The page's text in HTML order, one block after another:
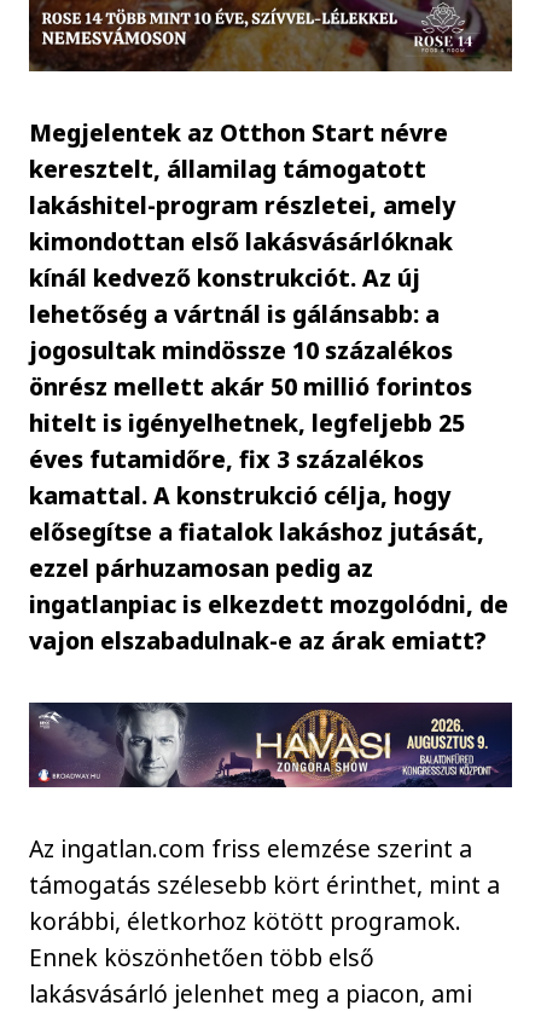
Megjelentek az Otthon Start névre
keresztelt, államilag támogatott
lakáshitel-program részletei, amely
kimondottan első lakásvásárlóknak
kínál kedvező konstrukciót. Az új
lehetőség a vártnál is gálánsabb: a
jogosultak mindössze 10 százalékos
önrész mellett akár 50 millió forintos
hitelt is igényelhetnek, legfeljebb 25
éves futamidőre, fix 3 százalékos
kamattal. A konstrukció célja, hogy
elősegítse a fiatalok lakáshoz jutását,
ezzel párhuzamosan pedig az
ingatlanpiac is elkezdett mozgolódni, de
vajon elszabadulnak-e az árak emiatt?
Az ingatlan.com friss elemzése szerint a
támogatás szélesebb kört érinthet, mint a
korábbi, életkorhoz kötött programok.
Ennek köszönhetően több első
lakásvásárló jelenhet meg a piacon, ami